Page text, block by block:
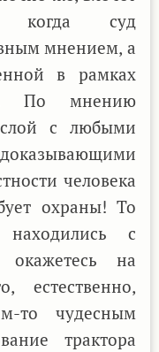
когда суд
мнением, а
в рамках
По мнению
слой с любыми
человека
охраны! То
с
окажетесь на
естественно,
то чудесным
трактора